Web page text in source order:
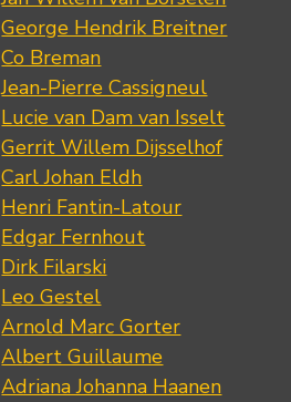
George Hendrik Breitner
Co Breman
Jean-Pierre Cassigneul
Lucie van Dam van Isselt
Gerrit Willem Dijsselhof
Carl Johan Eldh
Henri Fantin-Latour
Edgar Fernhout
Dirk Filarski
Leo Gestel
Arnold Marc Gorter
Albert Guillaume
Adriana Johanna Haanen